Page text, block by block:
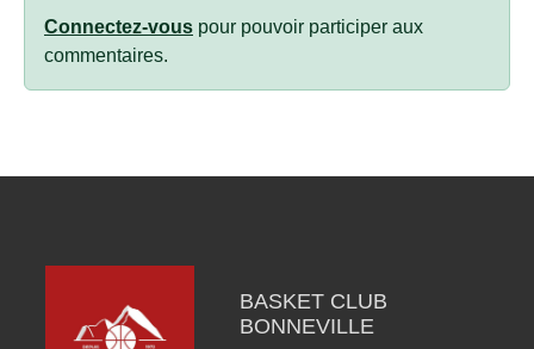
Connectez-vous pour pouvoir participer aux
commentaires.
BASKET CLUB
BONNEVILLE